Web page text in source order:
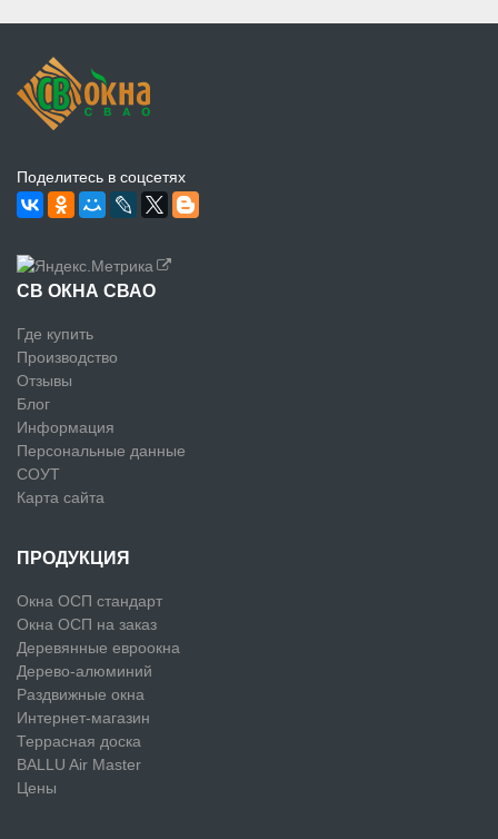
Поделитесь в соцсетях
СВ ОКНА СВАО
Где купить
Производство
Отзывы
Блог
Информация
Персональные данные
СОУТ
Карта сайта
ПРОДУКЦИЯ
Окна ОСП стандарт
Окна ОСП на заказ
Деревянные евроокна
Дерево-алюминий
Раздвижные окна
Интернет-магазин
Террасная доска
BALLU Air Master
Цены